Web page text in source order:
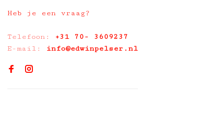
Heb je een vraag?
Telefoon: +31 70- 3609237
E-mail:
info@edwinpelser.nl